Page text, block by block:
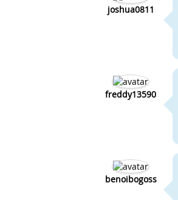
joshua0811
freddy13590
benoibogoss